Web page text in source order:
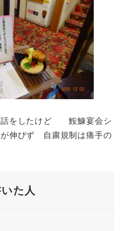
話をしたけど 鮟鱇宴会シ
伸びず 自粛規制は痛手の
た人